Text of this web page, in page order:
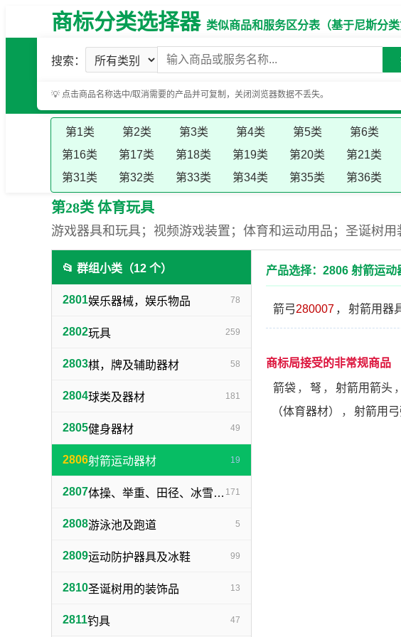
商标分类选择器类似商品和服务区分表（基于尼斯分
搜索：
💡 点击商品名称选中/取消需要的产品并可复制，关闭浏览器数据不丢失。
第1类 第2类 第3类 第4类 第5类 第6类
第16类
第17类 第18类 第19类 第20类 第21类
第31类
第32类 第33类 第34类 第35类 第36类
第28类 体育玩具
游戏器具和玩具；视频游戏装置；体育和运动用品；圣诞树用
📂 群组小类（12 个）
2801娱乐器械，娱乐物品 78
2802玩具 259
2803棋，牌及辅助器材 58
2804球类及器材 181
2805健身器材 49
2806射箭运动器材 19
2807 体操、举重、田径、冰雪及属于本类的其他运动器材 171
2808游泳池及跑道 5
2809运动防护器具及冰鞋 99
2810圣诞树用的装饰品 13
2811钓具 47
产品选择：2806 射箭运动
箭弓280007 ， 射箭用器
商标局接受的非常规商品
箭袋 ， 弩 ， 射箭用箭头 ，
（体育器材）
， 射箭用